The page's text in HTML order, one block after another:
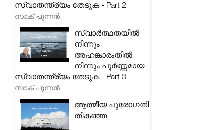
സ്വാതന്ത്ര്യം തേടുക - Part 2
സാക് പുന്നൻ
സ്വാർത്ഥതയിൽ
നിന്നും
അഹങ്കാരംതിൽ
നിന്നും പൂർണ്ണമായ
സ്വാതന്ത്ര്യം തേടുക - Part 3
സാക് പുന്നൻ
ആത്മീയ പുരോഗതി
തികഞ്ഞ